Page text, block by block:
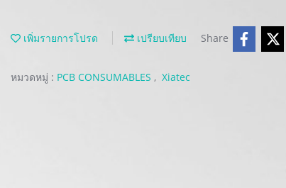
เพิ่มรายการโปรด เปรียบเทียบ Share
หมวดหมู่ : PCB CONSUMABLES , Xiatec